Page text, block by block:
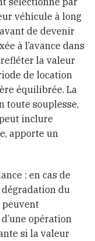
véhicule à long
de devenir
à l’avance dans
la valeur
de location
équilibrée. La
toute souplesse,
inclure
apporte un
: en cas de
du
peuvent
opération
si la valeur